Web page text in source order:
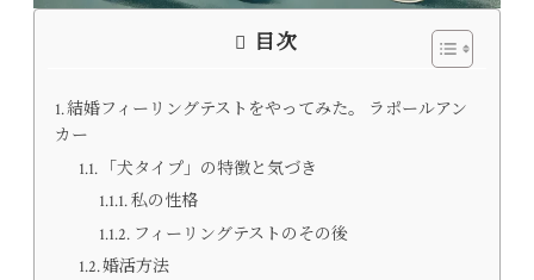
目次
結婚フィーリングテストをやってみた。 ラポールアン
カー
「犬タイプ」の特徴と気づき
私の性格
フィーリングテストのその後
婚活方法